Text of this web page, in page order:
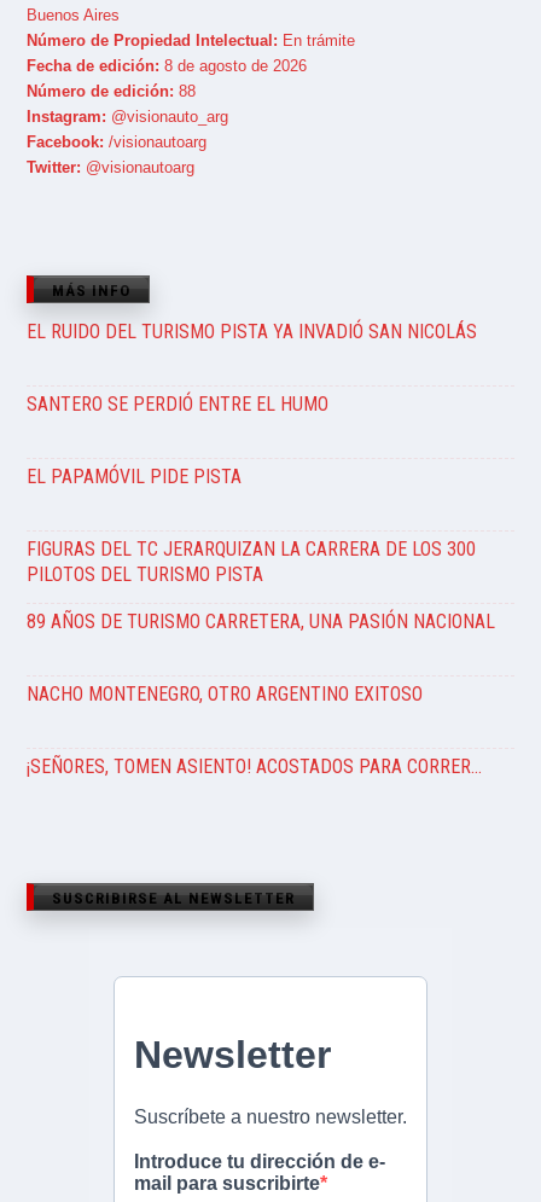
Buenos Aires
Número de Propiedad Intelectual: En trámite
Fecha de edición: 8 de agosto de 2026
Número de edición: 88
Instagram: @visionauto_arg
Facebook: /visionautoarg
Twitter: @visionautoarg
MÁS INFO
EL RUIDO DEL TURISMO PISTA YA INVADIÓ SAN NICOLÁS
SANTERO SE PERDIÓ ENTRE EL HUMO
EL PAPAMÓVIL PIDE PISTA
FIGURAS DEL TC JERARQUIZAN LA CARRERA DE LOS 300
PILOTOS DEL TURISMO PISTA
89 AÑOS DE TURISMO CARRETERA, UNA PASIÓN NACIONAL
NACHO MONTENEGRO, OTRO ARGENTINO EXITOSO
¡SEÑORES, TOMEN ASIENTO! ACOSTADOS PARA CORRER…
SUSCRIBIRSE AL NEWSLETTER